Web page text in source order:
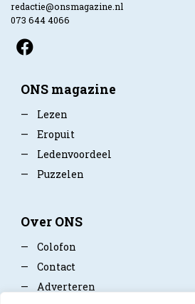
redactie@onsmagazine.nl
073 644 4066
ONS magazine
—
Lezen
—
Eropuit
—
Ledenvoordeel
—
Puzzelen
Over ONS
—
Colofon
—
Contact
—
Adverteren